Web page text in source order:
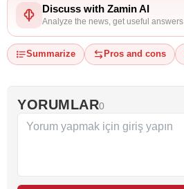
Discuss with Zamin AI
Analyze the news, get useful answers
Summarize Pros and cons
YORUMLAR0